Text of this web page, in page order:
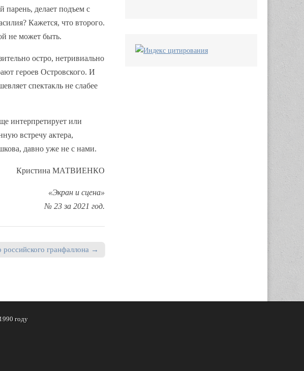
парень, делает подъем с
Кажется, что второго.
не может быть.
остро, нетривиально
героев Островского. И
спектакль не слабее
интерпретирует или
встречу актера,
давно уже не с нами.
Кристина МАТВИЕНКО
«Экран и сцена»
№ 23 за 2021 год.
российского гранфаллона →
году